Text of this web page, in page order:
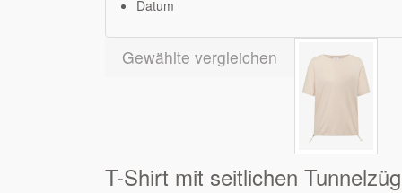
Datum
Gewählte vergleichen
T-Shirt mit seitlichen